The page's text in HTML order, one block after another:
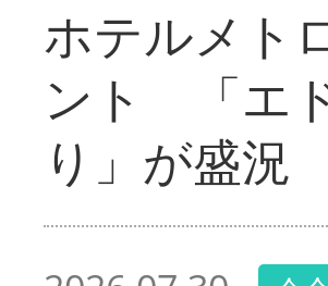
ホテルメト
ント 「エ
り」が盛況